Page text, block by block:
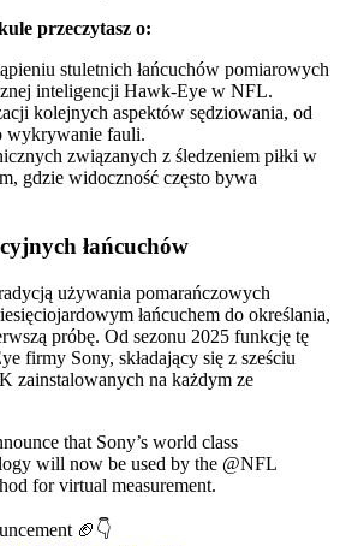
przeczytasz o:
stuletnich łańcuchów pomiarowych
inteligencji Hawk-Eye w NFL.
kolejnych aspektów sędziowania, od
wykrywanie fauli.
związanych z śledzeniem piłki w
gdzie widoczność często bywa
łańcuchów
używania pomarańczowych
łańcuchem do określania,
próbę. Od sezonu 2025 funkcję tę
firmy Sony, składający się z sześciu
zainstalowanych na każdym ze
that Sony’s world class
will now be used by the @‌NFL
for virtual measurement.
🏈👇